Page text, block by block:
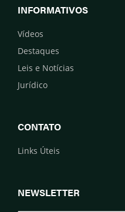
INFORMATIVOS
Vídeos
Destaques
Leis e Notícias
Jurídico
CONTATO
Links Úteis
NEWSLETTER